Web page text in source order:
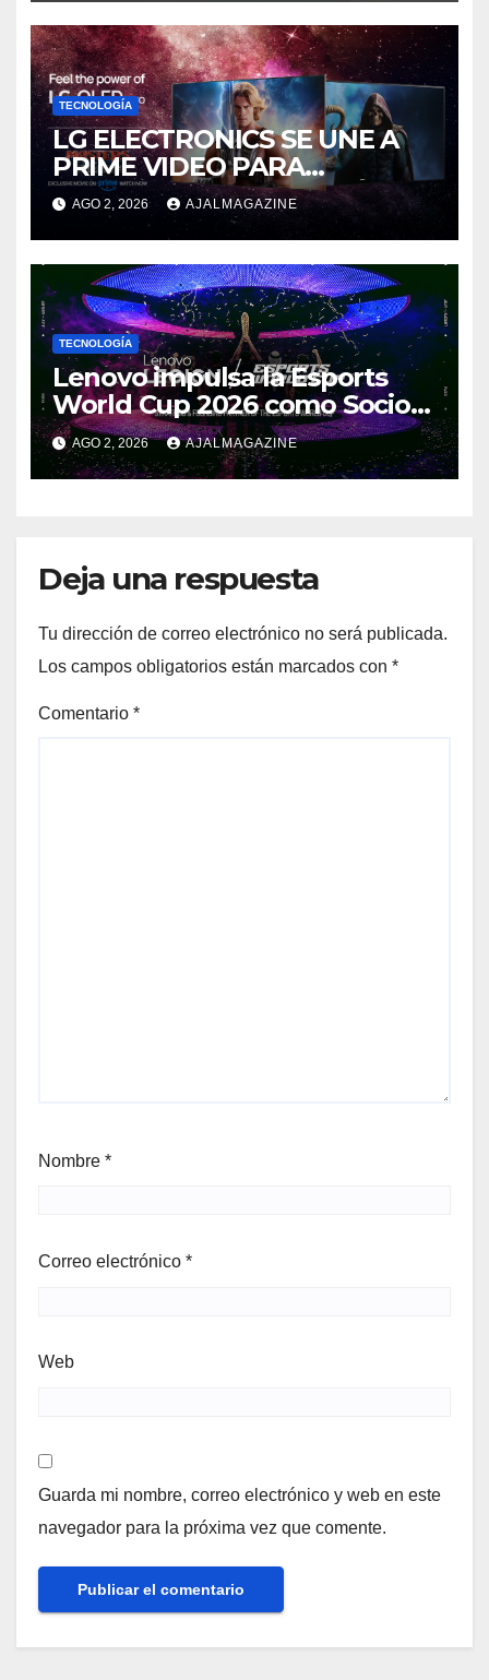
TECNOLOGÍA
LG ELECTRONICS SE UNE A
PRIME VIDEO PARA
IMPULSAR EN CASA EL ÉPICO
ESTRENO DE MASTERS OF
THE UNIVERSE
AGO 2, 2026 AJALMAGAZINE
TECNOLOGÍA
Lenovo impulsa la Esports
World Cup 2026 como Socio
Fundador
AGO 2, 2026 AJALMAGAZINE
Deja una respuesta
Tu dirección de correo electrónico no será publicada.
Los campos obligatorios están marcados con *
Comentario *
Nombre *
Correo electrónico *
Web
Guarda mi nombre, correo electrónico y web en este
navegador para la próxima vez que comente.